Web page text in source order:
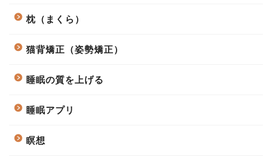
枕（まくら）
猫背矯正（姿勢矯正）
睡眠の質を上げる
睡眠アプリ
瞑想